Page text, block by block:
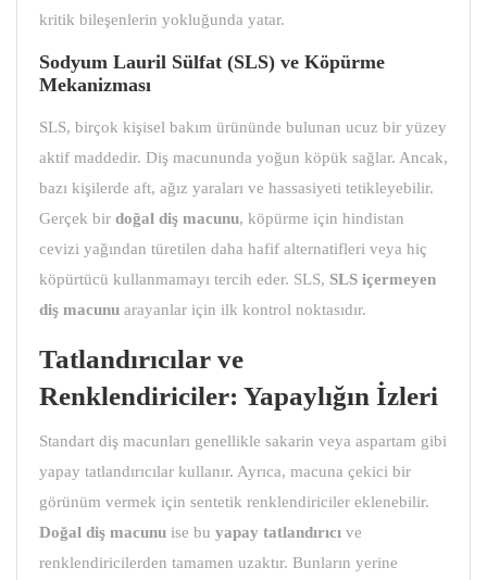
kritik bileşenlerin yokluğunda yatar.
Sodyum Lauril Sülfat (SLS) ve Köpürme
Mekanizması
SLS, birçok kişisel bakım ürününde bulunan ucuz bir yüzey
aktif maddedir. Diş macununda yoğun köpük sağlar. Ancak,
bazı kişilerde aft, ağız yaraları ve hassasiyeti tetikleyebilir.
Gerçek bir doğal diş macunu, köpürme için hindistan
cevizi yağından türetilen daha hafif alternatifleri veya hiç
köpürtücü kullanmamayı tercih eder. SLS, SLS içermeyen
diş macunu arayanlar için ilk kontrol noktasıdır.
Tatlandırıcılar ve
Renklendiriciler: Yapaylığın İzleri
Standart diş macunları genellikle sakarin veya aspartam gibi
yapay tatlandırıcılar kullanır. Ayrıca, macuna çekici bir
görünüm vermek için sentetik renklendiriciler eklenebilir.
Doğal diş macunu ise bu yapay tatlandırıcı ve
renklendiricilerden tamamen uzaktır. Bunların yerine